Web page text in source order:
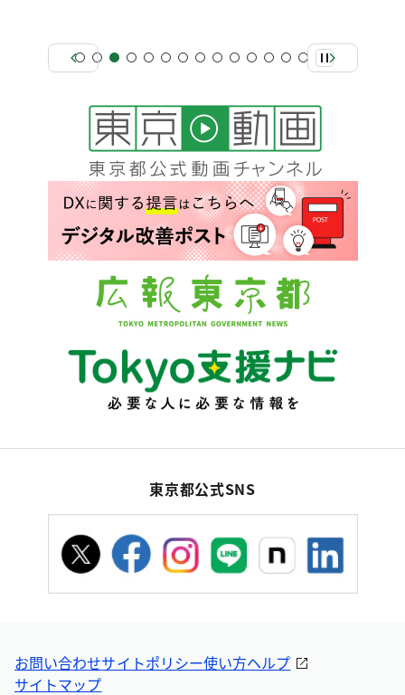
東京都公式SNS
お問い合わせサイトポリシー使い方ヘルプ
サイトマップ